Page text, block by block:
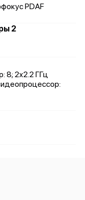
PDAF
2
8; 2x2.2 ГГц